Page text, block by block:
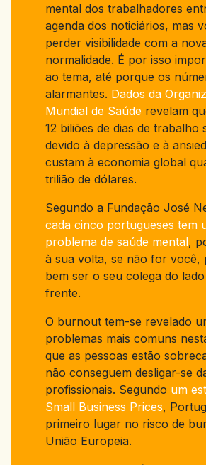
mental dos trabalhadores
agenda dos noticiários, mas
perder visibilidade com a
normalidade. É por isso
ao tema, até porque os
alarmantes. Dados da
Mundial de Saúde revelam
12 biliões de dias de trabalho
devido à depressão e à
custam à economia global
trilião de dólares.
Segundo a Fundação José
cada cinco portugueses tem
problema de saúde mental,
à sua volta, se não for você,
bem ser o seu colega do
frente.
O burnout tem-se revelado
problemas mais comuns
que as pessoas estão
não conseguem desligar-se
profissionais. Segundo um
Small Business Prices,
primeiro lugar no risco de
União Europeia.